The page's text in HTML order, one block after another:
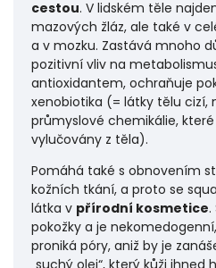
cestou. V lidském těle
mazových žláz, ale také v
a v mozku. Zastává mnoho
pozitivní vliv na
antioxidantem, ochraňuje
xenobiotika (= látky tělu cizí,
průmyslové chemikálie,
vylučovány z těla).
Pomáhá také s obnovením
kožních tkání, a proto se
látka v přírodní kosmetice.
pokožky a je
proniká póry, aniž by je
„suchý olej“, který kůži